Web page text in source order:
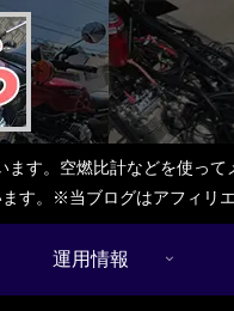
す。空燃比計などを使って
す。※当ブログはアフィリ
運用情報